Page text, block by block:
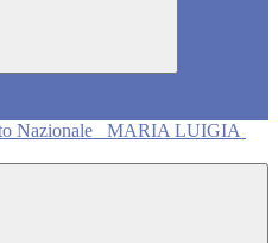
Nazionale
MARIA LUIGIA